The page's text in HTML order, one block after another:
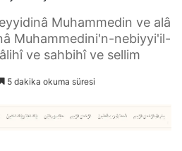
Muhammedin ve alâ
Muhammedini'n-nebiyyi'il-
ve sahbihî ve sellim
5 dakika okuma süresi